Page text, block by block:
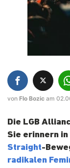
von Flo Bozic am
Die LGB
Sie erinnern
Straight-
radikalen